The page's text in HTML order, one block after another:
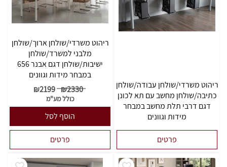
ריהוט משרדי/שולחן עבודה/שולחן
כתיבה/שולחן מחשב עם תא לכונן
דגם דרבי תלת מחשב במבחר
מידות וגוונים
פרטים
ריהוט משרדי/שולחן ארוך/שולחן
מלבני למשרד/שולחן
ישיבות/שולחן דגם אבנר 656
במבחר מידות וגוונים
₪2330
₪2199
כולל מע"מ
הוסף לסל
פרטים